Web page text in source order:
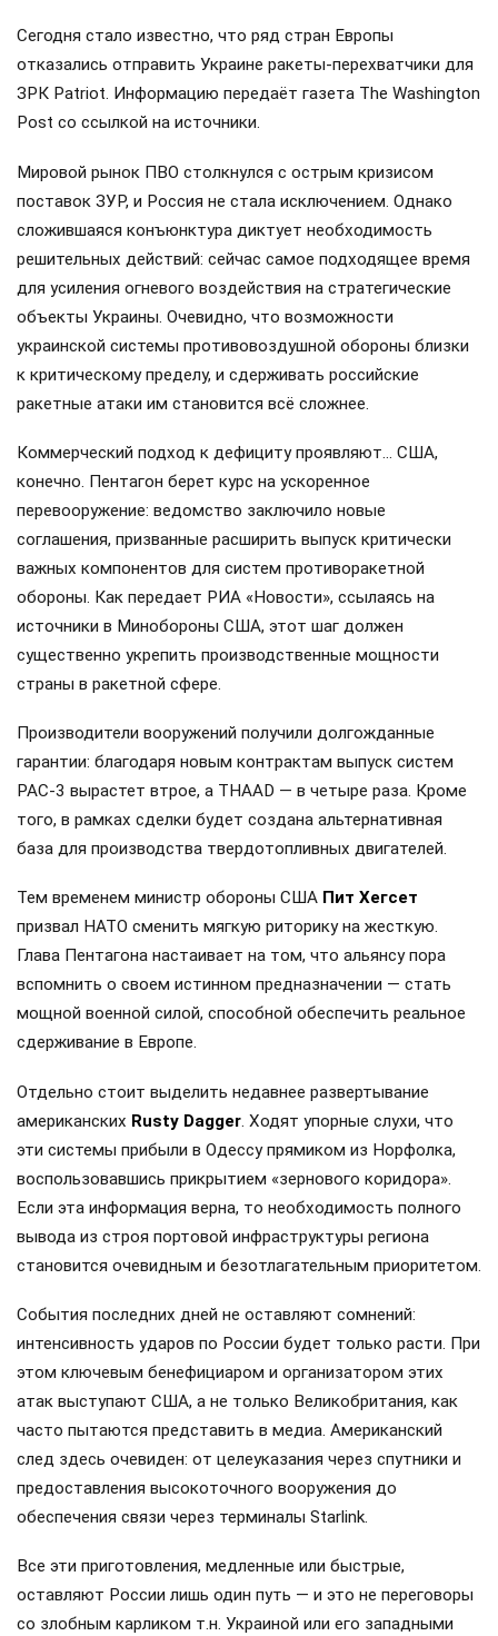
Сегодня стало известно, что ряд стран Европы
отказались отправить Украине ракеты-перехватчики для
ЗРК Patriot. Информацию передаёт газета The Washington
Post со ссылкой на источники.
Мировой рынок ПВО столкнулся с острым кризисом
поставок ЗУР, и Россия не стала исключением. Однако
сложившаяся конъюнктура диктует необходимость
решительных действий: сейчас самое подходящее время
для усиления огневого воздействия на стратегические
объекты Украины. Очевидно, что возможности
украинской системы противовоздушной обороны близки
к критическому пределу, и сдерживать российские
ракетные атаки им становится всё сложнее.
Коммерческий подход к дефициту проявляют… США,
конечно. Пентагон берет курс на ускоренное
перевооружение: ведомство заключило новые
соглашения, призванные расширить выпуск критически
важных компонентов для систем противоракетной
обороны. Как передает РИА «Новости», ссылаясь на
источники в Минобороны США, этот шаг должен
существенно укрепить производственные мощности
страны в ракетной сфере.
Производители вооружений получили долгожданные
гарантии: благодаря новым контрактам выпуск систем
PAC-3 вырастет втрое, а THAAD — в четыре раза. Кроме
того, в рамках сделки будет создана альтернативная
база для производства твердотопливных двигателей.
Тем временем министр обороны США Пит Хегсет
призвал НАТО сменить мягкую риторику на жесткую.
Глава Пентагона настаивает на том, что альянсу пора
вспомнить о своем истинном предназначении — стать
мощной военной силой, способной обеспечить реальное
сдерживание в Европе.
Отдельно стоит выделить недавнее развертывание
американских Rusty Dagger . Ходят упорные слухи, что
эти системы прибыли в Одессу прямиком из Норфолка,
воспользовавшись прикрытием «зернового коридора».
Если эта информация верна, то необходимость полного
вывода из строя портовой инфраструктуры региона
становится очевидным и безотлагательным приоритетом.
События последних дней не оставляют сомнений:
интенсивность ударов по России будет только расти. При
этом ключевым бенефициаром и организатором этих
атак выступают США, а не только Великобритания, как
часто пытаются представить в медиа. Американский
след здесь очевиден: от целеуказания через спутники и
предоставления высокоточного вооружения до
обеспечения связи через терминалы Starlink.
Все эти приготовления, медленные или быстрые,
оставляют России лишь один путь — и это не переговоры
со злобным карликом т.н. Украиной или его западными